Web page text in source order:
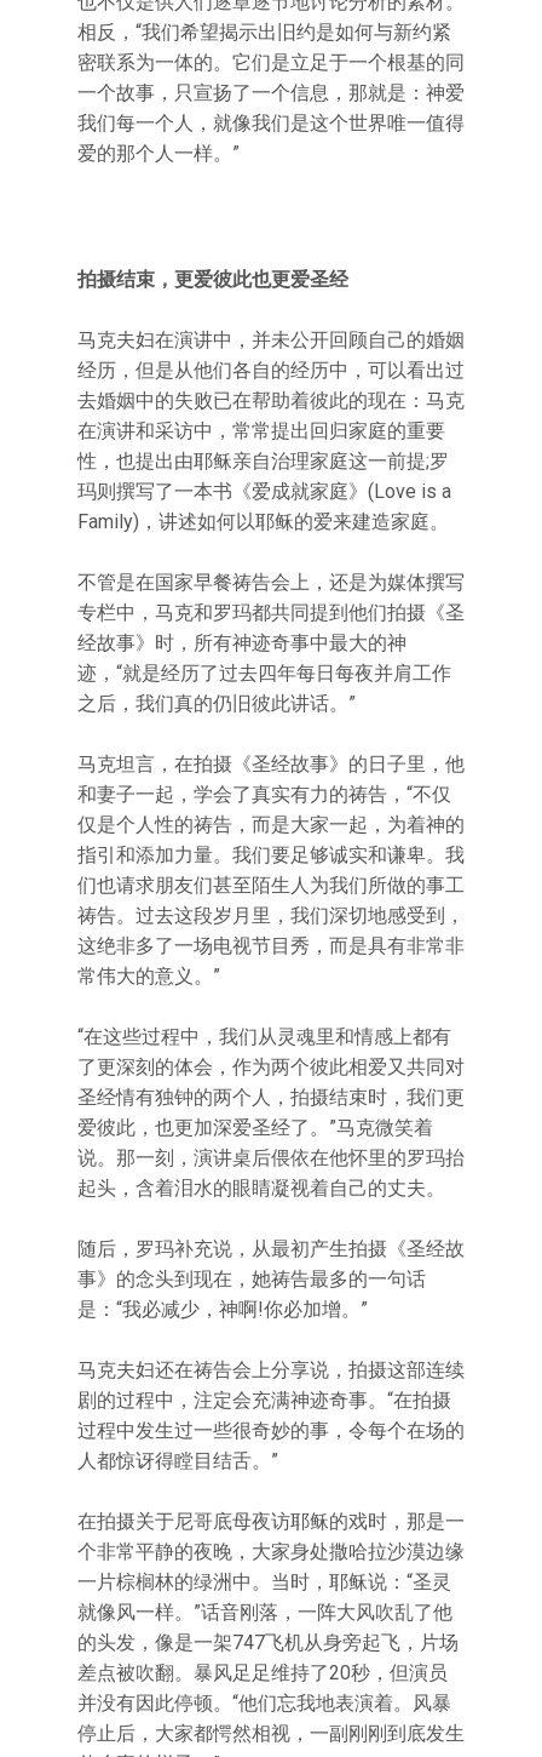
相反，“我们希望揭示出旧约是如何与新约紧
密联系为一体的。它们是立足于一个根基的同
一个故事，只宣扬了一个信息，那就是：神爱
我们每一个人，就像我们是这个世界唯一值得
爱的那个人一样。”
拍摄结束，更爱彼此也更爱圣经
马克夫妇在演讲中，并未公开回顾自己的婚姻
经历，但是从他们各自的经历中，可以看出过
去婚姻中的失败已在帮助着彼此的现在：马克
在演讲和采访中，常常提出回归家庭的重要
性，也提出由耶稣亲自治理家庭这一前提;罗
玛则撰写了一本书《爱成就家庭》(Love is a
Family)，讲述如何以耶稣的爱来建造家庭。
不管是在国家早餐祷告会上，还是为媒体撰写
专栏中，马克和罗玛都共同提到他们拍摄《圣
经故事》时，所有神迹奇事中最大的神
迹，“就是经历了过去四年每日每夜并肩工作
之后，我们真的仍旧彼此讲话。”
马克坦言，在拍摄《圣经故事》的日子里，他
和妻子一起，学会了真实有力的祷告，“不仅
仅是个人性的祷告，而是大家一起，为着神的
指引和添加力量。我们要足够诚实和谦卑。我
们也请求朋友们甚至陌生人为我们所做的事工
祷告。过去这段岁月里，我们深切地感受到，
这绝非多了一场电视节目秀，而是具有非常非
常伟大的意义。”
“在这些过程中，我们从灵魂里和情感上都有
了更深刻的体会，作为两个彼此相爱又共同对
圣经情有独钟的两个人，拍摄结束时，我们更
爱彼此，也更加深爱圣经了。”马克微笑着
说。那一刻，演讲桌后偎依在他怀里的罗玛抬
起头，含着泪水的眼睛凝视着自己的丈夫。
随后，罗玛补充说，从最初产生拍摄《圣经故
事》的念头到现在，她祷告最多的一句话
是：“我必减少，神啊!你必加增。”
马克夫妇还在祷告会上分享说，拍摄这部连续
剧的过程中，注定会充满神迹奇事。“在拍摄
过程中发生过一些很奇妙的事，令每个在场的
人都惊讶得瞠目结舌。”
在拍摄关于尼哥底母夜访耶稣的戏时，那是一
个非常平静的夜晚，大家身处撒哈拉沙漠边缘
一片棕榈林的绿洲中。当时，耶稣说：“圣灵
就像风一样。”话音刚落，一阵大风吹乱了他
的头发，像是一架747飞机从身旁起飞，片场
差点被吹翻。暴风足足维持了20秒，但演员
并没有因此停顿。“他们忘我地表演着。风暴
停止后，大家都愕然相视，一副刚刚到底发生